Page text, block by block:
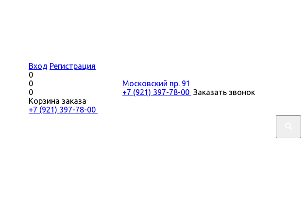
Вход Регистрация
0
0
0
Корзина заказа
+7 (921) 397-78-00
Московский пр. 91
+7 (921) 397-78-00 Заказать звонок